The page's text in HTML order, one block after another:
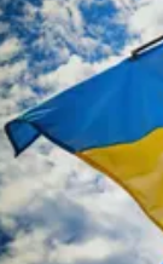
Wojna na
Świat